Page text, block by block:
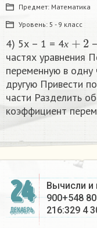
Предмет: Математика
Уровень: 5 - 9 класс
4) 5х – 1 = 4х –
частях уравнения
переменную в
другую Привести
части Разделить
коэффициент
24
ДЕКАБРЬ
Вычисли и
900+548
216:329 4